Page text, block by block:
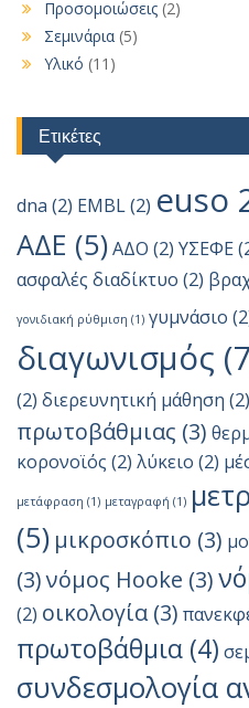
Προσομοιώσεις (2)
Σεμινάρια (5)
Υλικό (11)
Ετικέτες
dna (2) EMBL(2) euso
ΑΔΕ (5)ΑΔΟ (2) ΥΣΕΦΕ
ασφαλές διαδίκτυο (2)
γονιδιακή ρύθμιση (1) γυμνάσιο
διαγωνισμός
(2) διερευνητική μάθηση (2)
πρωτοβάθμιας (3)
κορονοϊός (2) λύκειο (2)
μετάφραση (1) μεταγραφή (1)
(5) μικροσκόπιο (3)
(3)νόμος Hooke (3)
(2) οικολογία(3)
πρωτοβάθμια (4)
συνδεσμολογία